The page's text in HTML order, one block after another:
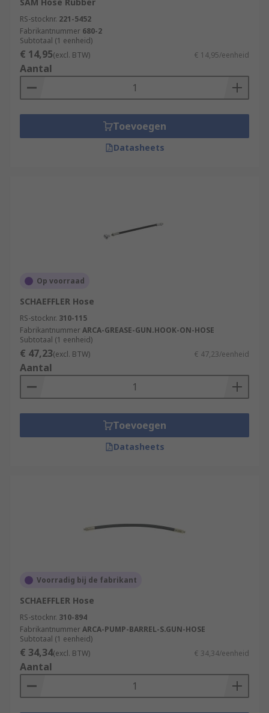
RS-stocknr. 221-5452
Fabrikantnummer 680-2
Subtotaal (1 eenheid)
€ 14,95(excl. BTW) € 14,95/eenheid
Aantal
Toevoegen
Datasheets
Op voorraad
SCHAEFFLER Hose
RS-stocknr. 310-115
FabrikantnummerARCA-GREASE-GUN.HOOK-ON-HOSE
Subtotaal (1 eenheid)
€ 47,23(excl. BTW) € 47,23/eenheid
Aantal
Toevoegen
Datasheets
Voorradig bij de fabrikant
SCHAEFFLER Hose
RS-stocknr. 310-894
FabrikantnummerARCA-PUMP-BARREL-S.GUN-HOSE
Subtotaal (1 eenheid)
€ 34,34(excl. BTW) € 34,34/eenheid
Aantal